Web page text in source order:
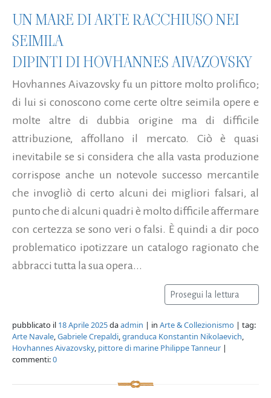
UN MARE DI ARTE RACCHIUSO NEI
SEIMILA
DIPINTI DI HOVHANNES AIVAZOVSKY
Hovhannes Aivazovsky fu un pittore molto prolifico;
di lui si conoscono come certe oltre seimila opere e
molte altre di dubbia origine ma di difficile
attribuzione, affollano il mercato. Ciò è quasi
inevitabile se si considera che alla vasta produzione
corrispose anche un notevole successo mercantile
che invogliò di certo alcuni dei migliori falsari, al
punto che di alcuni quadri è molto difficile affermare
con certezza se sono veri o falsi. È quindi a dir poco
problematico ipotizzare un catalogo ragionato che
abbracci tutta la sua opera...
Prosegui la lettura
pubblicato il 18 Aprile 2025daadmin | in Arte & Collezionismo | tag:
Arte Navale,Gabriele Crepaldi,granduca Konstantin Nikolaevich,
Hovhannes Aivazovsky, pittore di marine Philippe Tanneur |
commenti:0